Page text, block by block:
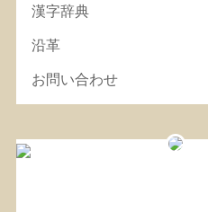
漢字辞典
沿革
お問い合わせ